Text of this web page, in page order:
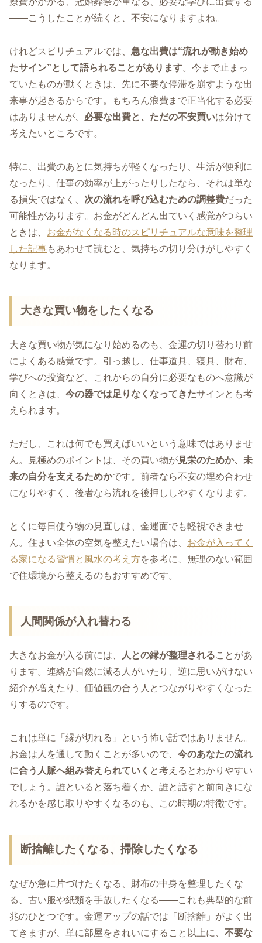
――こうしたことが続くと、不安になりますよね。
けれどスピリチュアルでは、 急な出費は“流れが動き始め
たサイン”として語られることがあります。今まで止まっ
ていたものが動くときは、先に不要な停滞を崩すような出
来事が起きるからです。もちろん浪費まで正当化する必要
はありませんが、 必要な出費と、ただの不安買いは分けて
考えたいところです。
特に、出費のあとに気持ちが軽くなったり、生活が便利に
なったり、仕事の効率が上がったりしたなら、それは単な
る損失ではなく、 次の流れを呼び込むための調整費だった
可能性があります。お金がどんどん出ていく感覚がつらい
ときは、 お金がなくなる時のスピリチュアルな意味を整理
した記事もあわせて読むと、気持ちの切り分けがしやすく
なります。
大きな買い物をしたくなる
大きな買い物が気になり始めるのも、金運の切り替わり前
によくある感覚です。引っ越し、仕事道具、寝具、財布、
学びへの投資など、これからの自分に必要なものへ意識が
向くときは、 今の器では足りなくなってきたサインとも考
えられます。
ただし、これは何でも買えばいいという意味ではありませ
ん。見極めのポイントは、その買い物が見栄のためか、未
来の自分を支えるためかです。前者なら不安の埋め合わせ
になりやすく、後者なら流れを後押ししやすくなります。
とくに毎日使う物の見直しは、金運面でも軽視できませ
ん。住まい全体の空気を整えたい場合は、 お金が入ってく
る家になる習慣と風水の考え方を参考に、無理のない範囲
で住環境から整えるのもおすすめです。
人間関係が入れ替わる
大きなお金が入る前には、 人との縁が整理されることがあ
ります。連絡が自然に減る人がいたり、逆に思いがけない
紹介が増えたり、価値観の合う人とつながりやすくなった
りするのです。
これは単に「縁が切れる」という怖い話ではありません。
お金は人を通して動くことが多いので、 今のあなたの流れ
に合う人脈へ組み替えられていく と考えるとわかりやすい
でしょう。誰といると落ち着くか、誰と話すと前向きにな
れるかを感じ取りやすくなるのも、この時期の特徴です。
断捨離したくなる、掃除したくなる
なぜか急に片づけたくなる、財布の中身を整理したくな
る、古い服や紙類を手放したくなる――これも典型的な前
兆のひとつです。金運アップの話では「断捨離」がよく出
てきますが、単に部屋をきれいにすること以上に、 不要な